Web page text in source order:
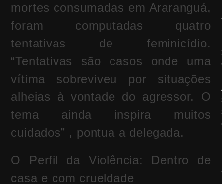
mortes consumadas em Araranguá,
foram computadas quatro
tentativas de feminicídio.
“Tentativas são casos onde uma
vítima sobreviveu por situações
alheias à vontade do agressor. O
tema ainda inspira muitos
cuidados” , pontua a delegada.
O Perfil da Violência: Dentro de
casa e com crueldade